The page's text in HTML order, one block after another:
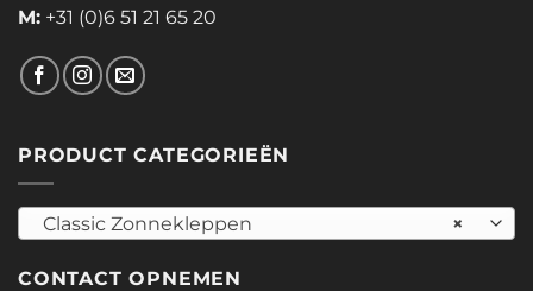
M: +31 (0)6 51 21 65 20
PRODUCT CATEGORIEËN
×
Classic Zonnekleppen
CONTACT OPNEMEN